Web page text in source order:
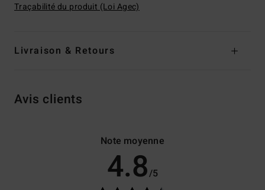
Traçabilité du produit (Loi Agec)
Livraison & Retours
Avis clients
Note moyenne
4.8/5